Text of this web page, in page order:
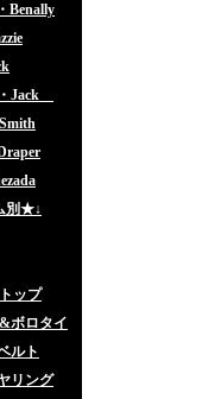
Benally
Jack
別★↓
ップ
ボロタイ
ルト
リング